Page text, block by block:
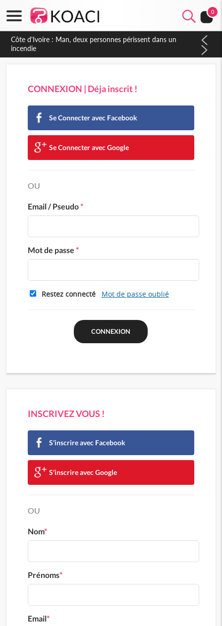
0
Côte d'Ivoire : Man, deux personnes périssent dans un
incendie
CONNEXION | Déja inscrit !
Se Connecter avec Facebook
Se Connecter avec Google
OU
Email / Pseudo*
Mot de passe *
Restez connecté Mot de passe oublié
INSCRIVEZ VOUS !
S'inscrire avec Facebook
S'inscrire avec Google
OU
Nom*
Prénoms*
Email*